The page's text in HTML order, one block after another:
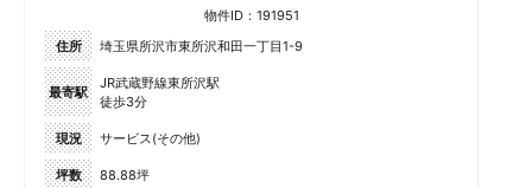
物件ID：191951
住所
埼玉県所沢市東所沢和田一丁目1-9
最寄駅
JR武蔵野線東所沢駅
徒歩3分
現況 サービス(その他)
坪数 88.88坪